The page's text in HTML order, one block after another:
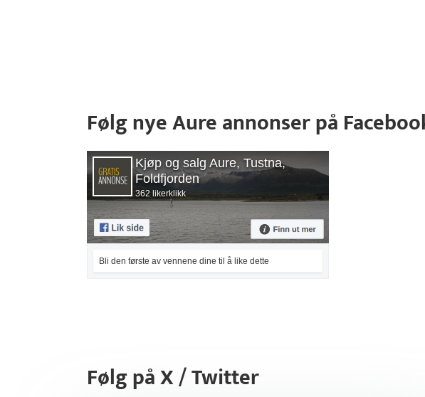
Følg nye Aure annonser på
Kjøp og salg Aure, Tustna,
Foldfjorden
362 likerklikk
Bli den første av vennene dine til å like dette
Følg på X / Twitter